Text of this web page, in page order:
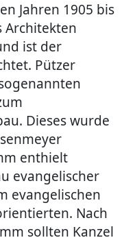
Jahren 1905 bis
Architekten
ist der
Pützer
Dieses wurde
enthielt
evangelischer
evangelischen
Nach
sollten Kanzel